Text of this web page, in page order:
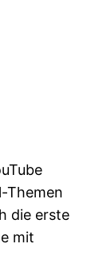
Themen
die erste
mit